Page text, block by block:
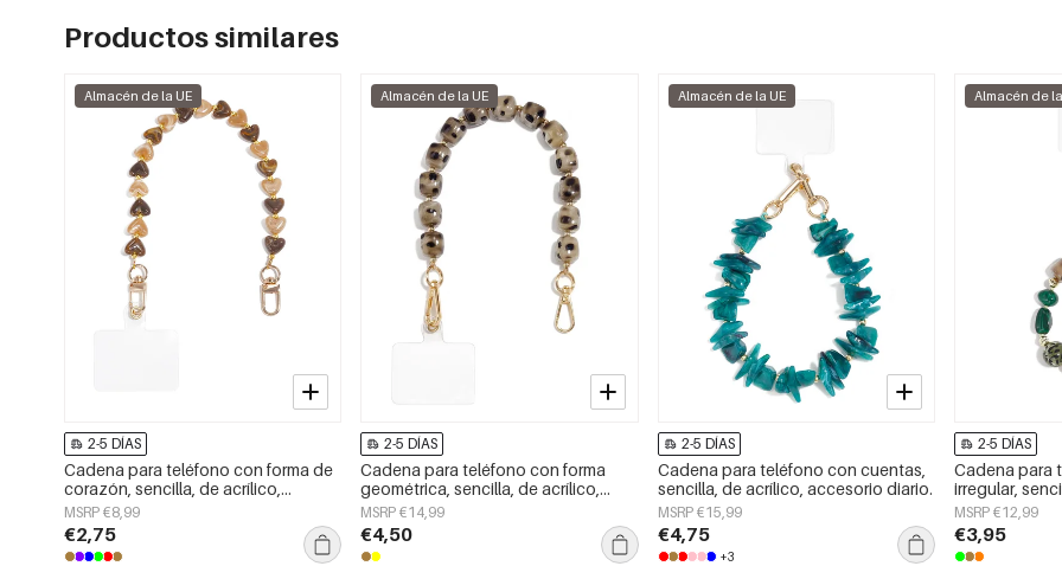
Productos similares
Almacén de la UE
2-5 DÍAS
Cadena para teléfono con forma de
corazón, sencilla, de acrílico,
accesorio diario.
MSRP €8,99
€2,75
Almacén de la UE
2-5 DÍAS
Cadena para teléfono con forma
geométrica, sencilla, de acrílico,
accesorio de uso diario.
MSRP €14,99
€4,50
Almacén de la UE
2-5 DÍAS
Cadena para teléfono con cuentas,
sencilla, de acrílico, accesorio diario.
MSRP €15,99
€4,75
+3
Almacén de
2-5 DÍAS
Cadena para
irregular,
accesorio de
MSRP €12,99
€3,95